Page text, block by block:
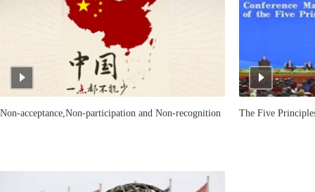
Non-acceptance,Non-participation and Non-recognition The Five